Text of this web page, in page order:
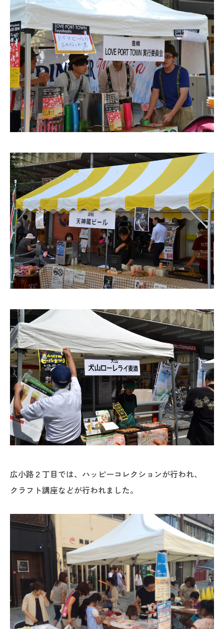
広小路２丁目では、ハッピーコレクションが行われ、
クラフト講座などが行われました。